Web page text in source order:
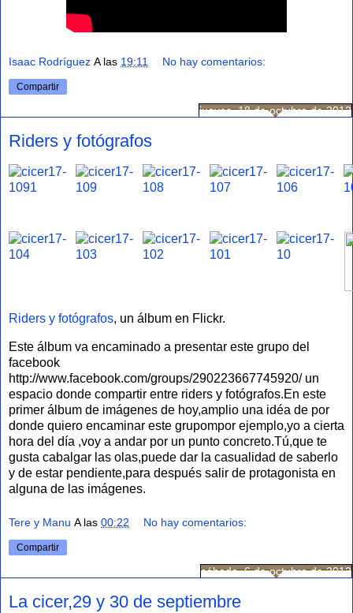
Isaac Rodríguez A las 19:11 No hay comentarios:
Compartir
jueves, 18 de octubre de 2012
Riders y fotógrafos
Riders y fotógrafos, un álbum en Flickr.
Este álbum va encaminado a presentar este grupo del
facebook
http://www.facebook.com/groups/290223667745920/ un
espacio donde compartir entre riders y fotógrafos.En este
primer álbum de imágenes de hoy,amplio una idéa de por
donde quiero encaminar este grupompor ejemplo,yo a cierta
hora del día ,voy a andar por un punto concreto.Tú,que te
gusta cabalgar las olas,puede dar la casualidad de saberlo
y de estar pendiente,para después salir de protagonista en
alguna de las imágenes.
Tere y Manu A las 00:22 No hay comentarios:
Compartir
sábado, 6 de octubre de 2012
La cicer,29 y 30 de septiembre